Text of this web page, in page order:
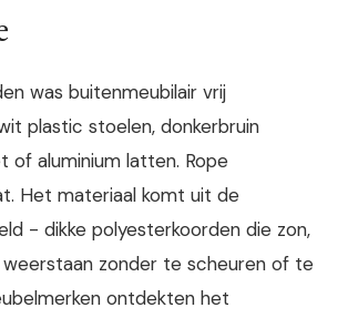
was buitenmeubilair vrij
plastic stoelen, donkerbruin
of aluminium latten. Rope
Het materiaal komt uit de
- dikke polyesterkoorden die zon,
zonder te scheuren of te
ontdekten het